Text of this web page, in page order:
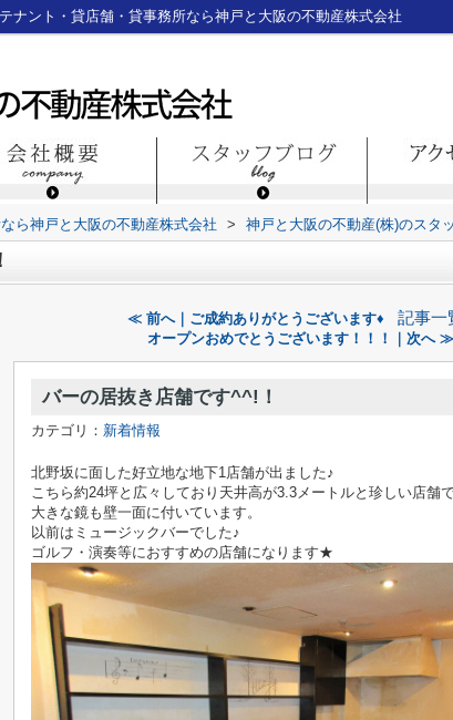
ナント・貸店舗・貸事務所なら神戸と大阪の不動産株式会社
ら神戸と大阪の不動産株式会社 > 神戸と大阪の不動産(株)のスタ
≪ 前へ｜ご成約ありがとうございます♦ 記事一
オープンおめでとうございます！！！｜次へ ≫
バーの居抜き店舗です^^!！
カテゴリ： 新着情報
北野坂に面した好立地な地下1店舗が出ました♪
こちら約24坪と広々しており天井高が3.3メートルと珍しい店舗
大きな鏡も壁一面に付いています。
以前はミュージックバーでした♪
ゴルフ・演奏等におすすめの店舗になります★